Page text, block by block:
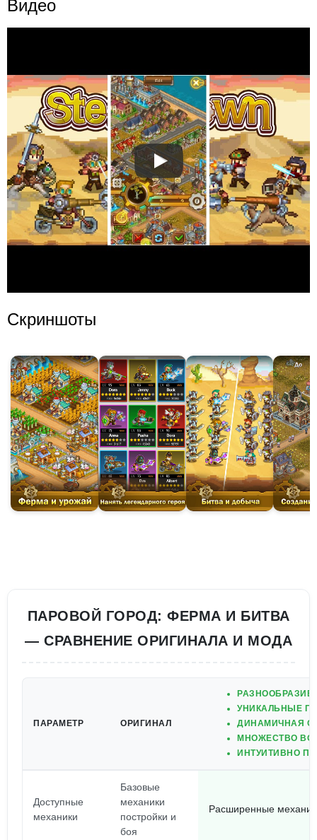
Видео
Скриншоты
ПАРОВОЙ ГОРОД: ФЕРМА И БИТВА
— СРАВНЕНИЕ ОРИГИНАЛА И МОДА
ПАРАМЕТР ОРИГИНАЛ
РАЗНООБРАЗИЕ
УНИКАЛЬНЫЕ
ДИНАМИЧНАЯ
МНОЖЕСТВО
ИНТУИТИВНО
Доступные
механики
Базовые
механики
постройки и
боя
Расширенные